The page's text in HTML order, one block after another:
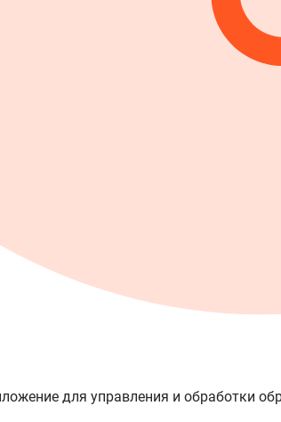
для управления и обработки